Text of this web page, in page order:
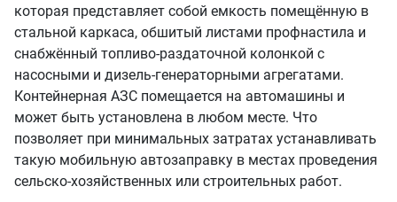
которая представляет собой емкость помещённую в
стальной каркаса, обшитый листами профнастила и
снабжённый топливо-раздаточной колонкой с
насосными и дизель-генераторными агрегатами.
Контейнерная АЗС помещается на автомашины и
может быть установлена в любом месте. Что
позволяет при минимальных затратах устанавливать
такую мобильную автозаправку в местах проведения
сельско-хозяйственных или строительных работ.